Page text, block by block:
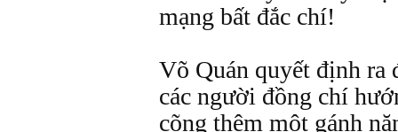
mạng bất đắc chí!
Võ Quán quyết định ra
các người đồng chí
cõng thêm một gánh